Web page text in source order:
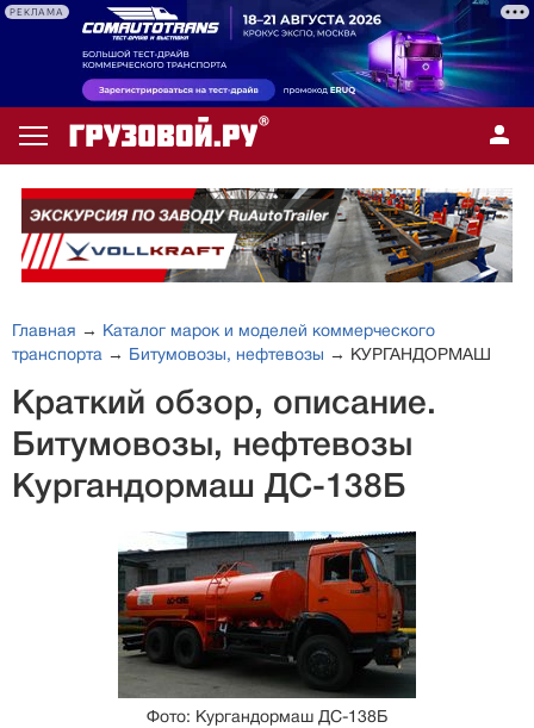
РЕКЛАМА
Главная → Каталог марок и моделей коммерческого
транспорта → Битумовозы, нефтевозы → КУРГАНДОРМАШ
Краткий обзор, описание.
Битумовозы, нефтевозы
Кургандормаш ДС-138Б
Фото: Кургандормаш ДС-138Б